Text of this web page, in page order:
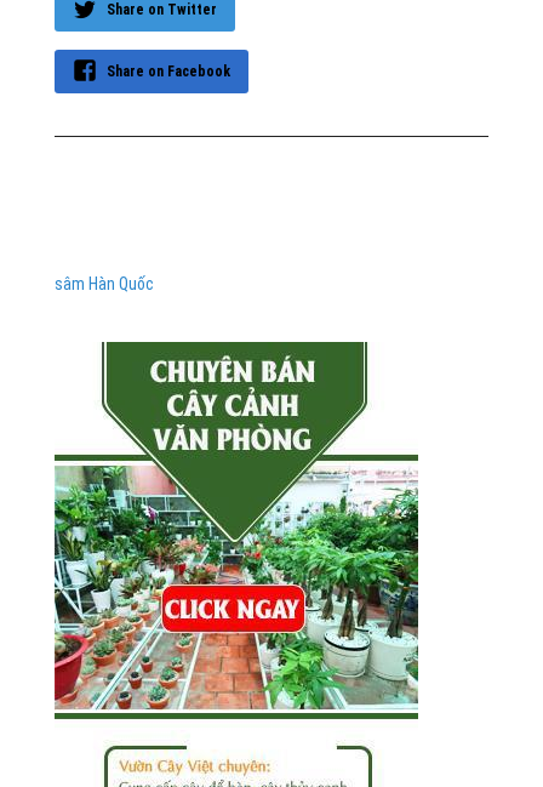
Share on Twitter
Share on Facebook
sâm Hàn Quốc